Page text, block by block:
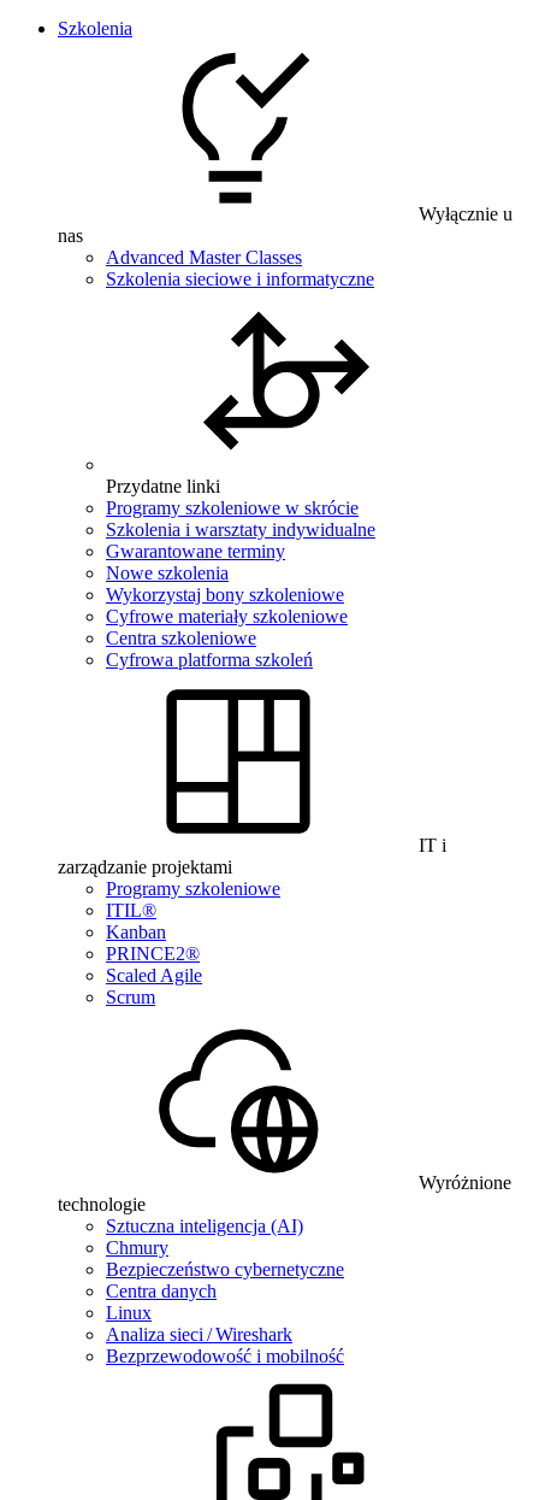
Szkolenia
Wyłącznie u
nas
Advanced Master Classes
Szkolenia sieciowe i informatyczne
Przydatne linki
Programy szkoleniowe w skrócie
Szkolenia i warsztaty indywidualne
Gwarantowane terminy
Nowe szkolenia
Wykorzystaj bony szkoleniowe
Cyfrowe materiały szkoleniowe
Centra szkoleniowe
Cyfrowa platforma szkoleń
IT i
zarządzanie projektami
Programy szkoleniowe
ITIL®
Kanban
PRINCE2®
Scaled Agile
Scrum
Wyróżnione
technologie
Sztuczna inteligencja (AI)
Chmury
Bezpieczeństwo cybernetyczne
Centra danych
Linux
Analiza sieci / Wireshark
Bezprzewodowość i mobilność